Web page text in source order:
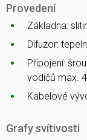
Provedení
Základna:
Difuzor:
Připojení:
vodičů max.
Kabelové
Grafy svítivosti